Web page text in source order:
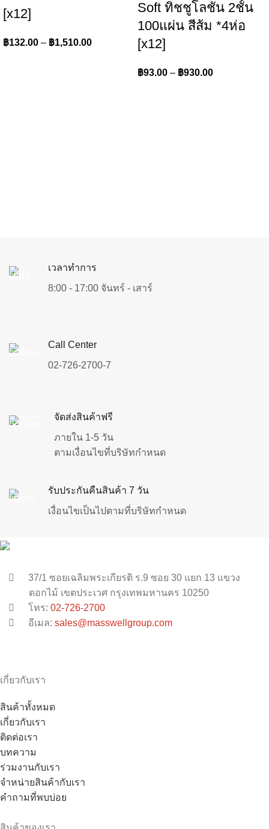
[x12]
฿132.00 – ฿1,510.00
Soft ทิชชูโลชั่น 2ชั้น
100แผ่น สีส้ม *4ห่อ
[x12]
฿93.00 – ฿930.00
เวลาทำการ
8:00 - 17:00 จันทร์ - เสาร์
Call Center
02-726-2700-7
จัดส่งสินค้าฟรี
ภายใน 1-5 วัน
ตามเงื่อนไขที่บริษัทกำหนด
รับประกันคืนสินค้า 7 วัน
เงื่อนไขเป็นไปตามที่บริษัทกำหนด
37/1 ซอยเฉลิมพระเกียรติ ร.9 ซอย 30 แยก 13 แขวง
ดอกไม้ เขตประเวศ กรุงเทพมหานคร 10250
โทร: 02-726-2700
อีเมล: sales@masswellgroup.com
เกี่ยวกับเรา
สินค้าทั้งหมด
เกี่ยวกับเรา
ติดต่อเรา
บทความ
ร่วมงานกับเรา
จำหน่ายสินค้ากับเรา
คำถามที่พบบ่อย